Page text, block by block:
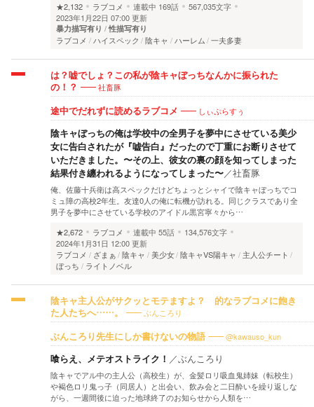
★2,132
ラブコメ 連載中 169話
567,035文字
2023年1月22日 07:00 更新
暴力描写有り 性描写有り
ラブコメ ハイスペック 陰キャ ハーレム 一夫多妻
は？嘘でしょ？この私が陰キャぼっちなんかに振られた
の！？
社畜豚
途中でだれずに読めるラブコメ しぃぷらすぅ
陰キャぼっちの俺は学校中の全男子を夢中にさせている美少
女に告白されたが『嘘告白』だったので丁重にお断りさせて
いただきました。〜その上、彼女の裏の顔を知ってしまった
結果付き纏われるようになってしまった〜／社畜豚
俺、佐藤十兵衛は高スペックだけどちょっとシャイで陰キャぼっちでコ
ミュ障の高校2年生。友達0人の俺に転機が訪れる。同じクラスであり全
男子を夢中にさせている学校のアイドル黒宮寧々から…
★2,672
ラブコメ 連載中 55話
134,576文字
2024年1月31日 12:00 更新
ラブコメ
ざまぁ 陰キャ 美少女 陰キャVS陽キャ
主人公チート
ぼっち
ライトノベル
陰キャ主人公がサクッとモテますよ？ 的なラブコメに飽き
た人たちへ……。
ぶんころり
ぶんころり先生にしか書けないの物語 @kawauso_kun
喰らえ、メテオストライク！ ／ぶんころり
陰キャでアル中の主人公（高校生）が、金髪ロリ吸血鬼姉妹（転校生）
や褐色ロリ鬼っ子（同居人）と出会い、飲み会と二日酔いを繰り返しな
がら、一週間後に迫った地球終了のお知らせから人類を…